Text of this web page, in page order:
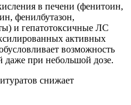
в печени (фенитоин,
фенилбутазон,
и гепатотоксичные ЛС
активных
возможность
даже при небольшой дозе.
снижает